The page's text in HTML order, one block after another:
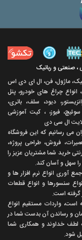
، صنعتی و رباتیک
ماژول، فن، ال ای دی اس
انواع چراغ های خودرو، پنل
دیود، سلف، باتری،
سوئیچ، فیوز، ، کیت آموزشی
لایت ال سی دی
می رسانيم که اين فروشگاه
فروش، طراحی پروژه،
خريد شما مشتريان عزيز را
سهل و آسان کند.
آوری انواع نرم افزار ها و
سنسورها و انواع قطعات
گرفته است.
است، واردات مستقیم انواع
و رساندن آن بدست شما در
لطف خداوند و همکاری شما
شود.